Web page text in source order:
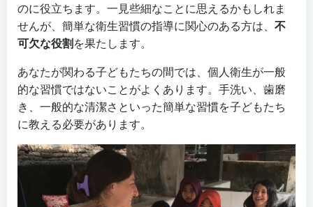
のに役立ちます。一見些細なことに思えるかもしれま
せんが、簡単な衛生習慣の指導に関心のある方は、 不
可欠な役割を果たします。
あなたが関わる子どもたちの間では、個人衛生が一般
的な習慣ではないことがよくあります。手洗い、歯磨
き、一般的な清潔さといった簡単な習慣を子どもたち
に教える必要があります。